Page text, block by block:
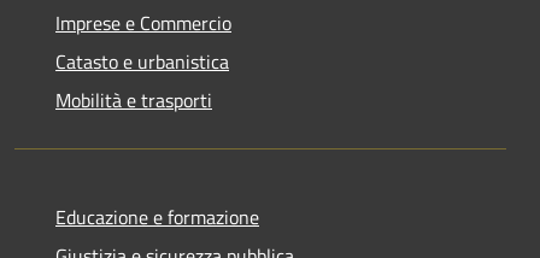
Imprese e Commercio
Catasto e urbanistica
Mobilità e trasporti
Educazione e formazione